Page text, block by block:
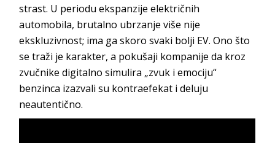
strast. U periodu ekspanzije električnih
automobila, brutalno ubrzanje više nije
ekskluzivnost; ima ga skoro svaki bolji EV. Ono što
se traži je karakter, a pokušaji kompanije da kroz
zvučnike digitalno simulira „zvuk i emociju“
benzinca izazvali su kontraefekat i deluju
neautentično.